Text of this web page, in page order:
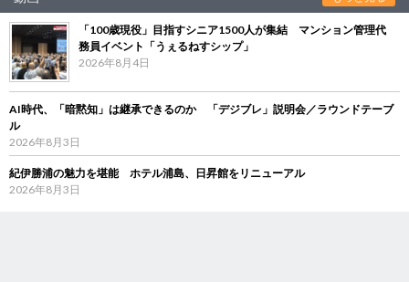
「100歳現役」目指すシニア1500人が集結 マンション管理代
務員イベント「うぇるねすシップ」
2026年8月4日
AI時代、「暗黙知」は継承できるのか 「デジブレ」説明会／ラウンドテーブ
ル
2026年8月3日
紀伊勝浦の魅力を堪能 ホテル浦島、日昇館をリニューアル
2026年8月3日